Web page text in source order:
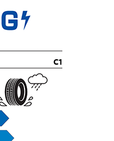
C1